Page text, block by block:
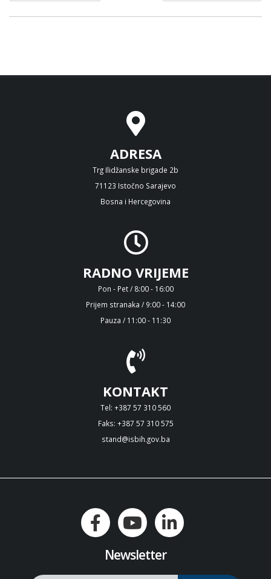
ADRESA
Trg Ilidžanske brigade 2b
71123 Istočno Sarajevo
Bosna i Hercegovina
RADNO VRIJEME
Pon - Pet / 8:00 - 16:00
Prijem stranaka / 9:00 - 14:00
Pauza / 11:00 - 11:30
KONTAKT
Tel: +387 57 310 560
Faks: +387 57 310 575
stand@isbih.gov.ba
Newsletter